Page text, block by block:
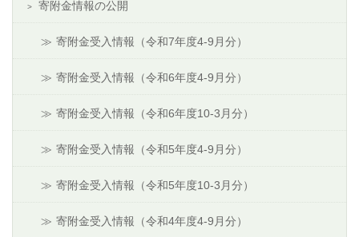
寄附金情報の公開
寄附金受入情報（令和7年度4-9月分）
寄附金受入情報（令和6年度4-9月分）
寄附金受入情報（令和6年度10-3月分）
寄附金受入情報（令和5年度4-9月分）
寄附金受入情報（令和5年度10-3月分）
寄附金受入情報（令和4年度4-9月分）